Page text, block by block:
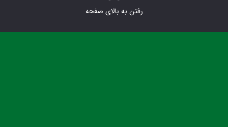
رفتن به بالای صفحه